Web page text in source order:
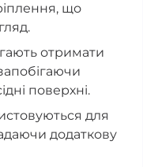
що
отримати
поверхні.
для
додаткову